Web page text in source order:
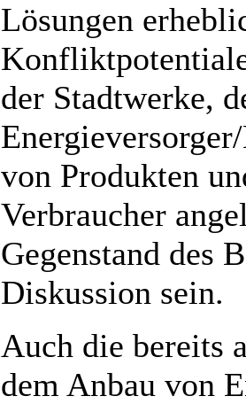
Lösungen
der Stadtwerke,
von Produkten
Verbraucher
Gegenstand des
Diskussion sein.
Auch die bereits
dem Anbau von